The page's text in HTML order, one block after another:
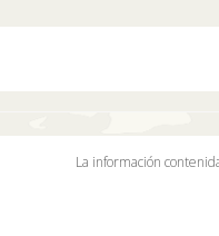
La información